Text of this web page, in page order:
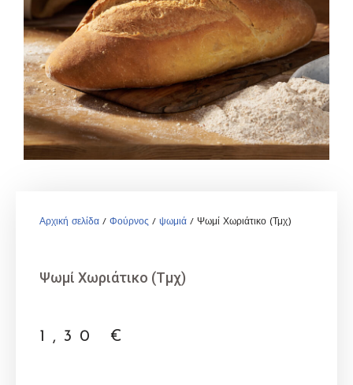
Αρχική σελίδα / Φούρνος / ψωμιά / Ψωμί Χωριάτικο (Τμχ)
Ψωμί Χωριάτικο (Τμχ)
1,30 €